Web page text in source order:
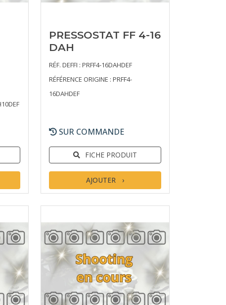
PRESSOSTAT FF 4-16
DAH
RÉF. DEFFI : PRFF4-16DAHDEF
RÉFÉRENCE ORIGINE : PRFF4-
16DAHDEF
SUR COMMANDE
FICHE PRODUIT
AJOUTER